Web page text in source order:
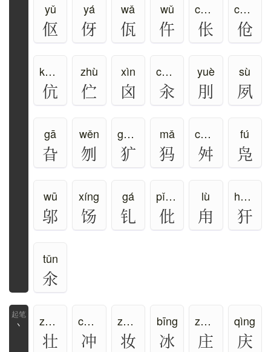
yǔ
伛
yá
伢
wǎ
佤
wǔ
仵
chāng
伥
cāng、chen
伧
kàng
伉
zhù
伫
xìn
囟
cuān
汆
yuè
刖
sù
夙
gā
旮
wěn
刎
guǎng
犷
mǎ
犸
chuǎn
舛
fú
凫
wū
邬
xíng
饧
gá
钆
pǐ、pí
仳
lù
甪
hān、àn
犴
tǔn
氽
丶 zhuàng
壮
chōng、chòng
冲
zhuāng
妆
bīng
冰
zhuāng、péng
庄
qìng
庆